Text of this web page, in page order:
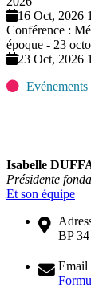
16 Oct, 2026
Conférence :
époque - 23
23 Oct, 2026
Isabelle
Présidente
Et son équipe
BP
Email